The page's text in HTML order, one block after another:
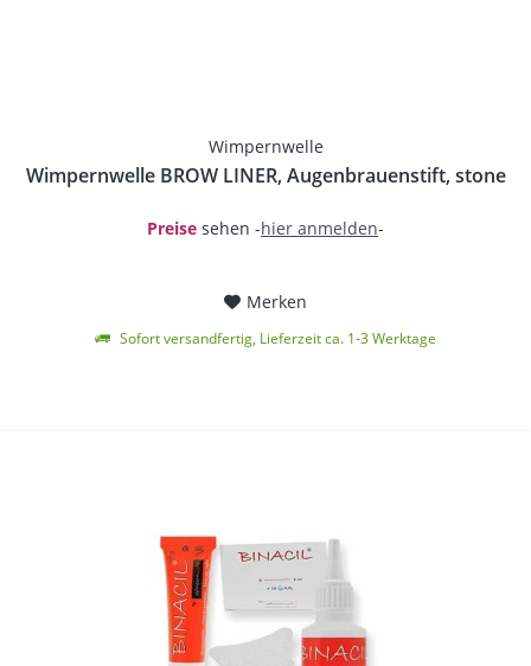
Wimpernwelle
Wimpernwelle BROW LINER, Augenbrauenstift, stone
Preise sehen -hier anmelden-
Merken
Sofort versandfertig, Lieferzeit ca. 1-3 Werktage